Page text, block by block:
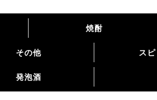
焼酎
その他 ス
発泡酒